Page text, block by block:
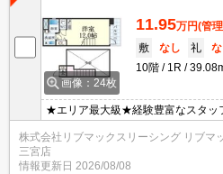
画像：24枚
11.95万円(管
敷
なし 礼
10階
1R
★エリア最大級★経験豊富なスタッ
望がありましたらお申し付けくだ
能！オンライン内覧・オンライン契
問題ありません♪弊社ではネットに
可能になりますので気になる物件は
株式会社リブマックスリーシング リブマ
三宮店
情報更新日 2026/08/08